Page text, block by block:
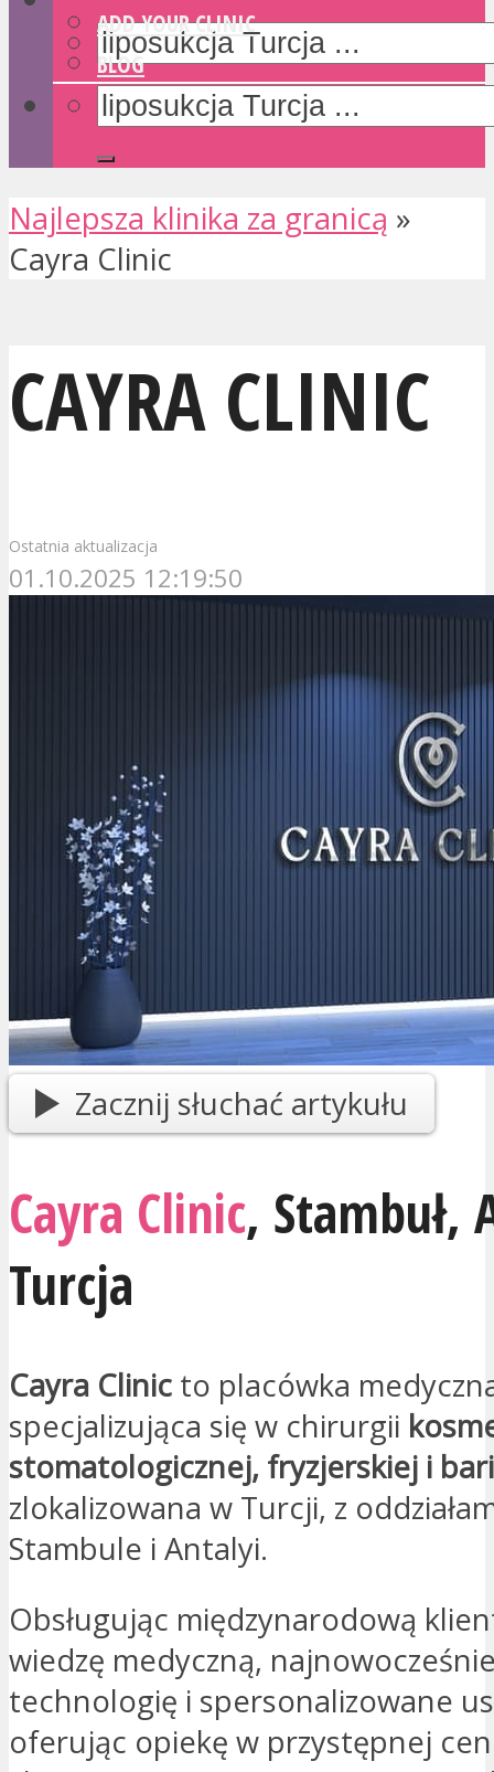
ADD YOUR CLINIC
BLOG
Najlepsza klinika za granicą »
Cayra Clinic
CAYRA CLINIC
Ostatnia aktualizacja
01.10.2025 12:19:50
Zacznij słuchać artykułu
Cayra Clinic, Stambuł,
Turcja
Cayra Clinic to placówka
specjalizująca się w chirurgii
stomatologicznej, fryzjerskiej i
zlokalizowana w Turcji, z
Stambule i Antalyi.
Obsługując międzynarodową
wiedzę medyczną,
technologię i spersonalizowane
oferując opiekę w przystępnej